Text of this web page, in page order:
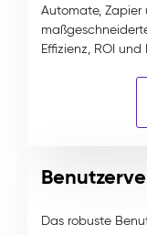
Automate, Zapier
Effizienz, ROI
Das robuste